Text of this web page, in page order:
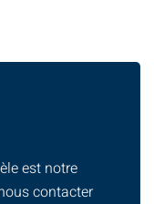
est notre
contacter